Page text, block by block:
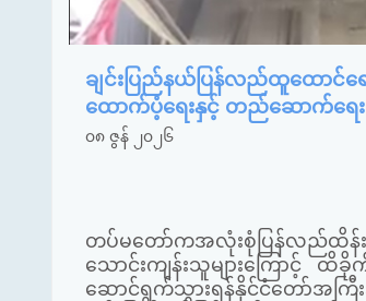
ချင်းပြည်နယ်ပြန်လည်ထူထော
ထောက်ပံ့ရေးနှင့် တည်ဆောက်ရေ
၀၈ ဇွန် ၂၀၂၆
တပ်မတော်ကအလုံးစုံပြန်လည်ထိန်းခ
သောင်းကျန်းသူများကြောင့် ထိ
ဆောင်ရွက်သွားရန်နိုင်ငံတော်အ